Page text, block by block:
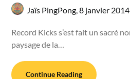
Jaïs PingPong,8 janvier 2014
Record Kicks s’est fait un sacré
paysage de la…
Continue Reading